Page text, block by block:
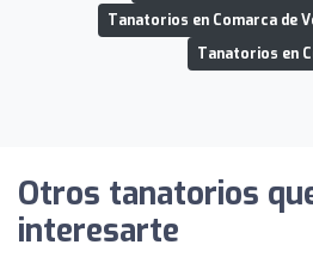
Tanatorios en Comarca de
Tanatorios en
Otros tanatorios
interesarte